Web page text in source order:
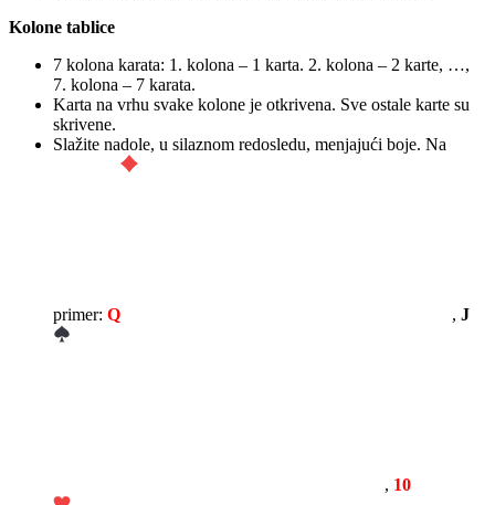
Kolone tablice
7 kolona karata: 1. kolona – 1 karta. 2. kolona – 2 karte, …,
7. kolona – 7 karata.
Karta na vrhu svake kolone je otkrivena. Sve ostale karte su
skrivene.
Slažite nadole, u silaznom redosledu, menjajući boje. Na
primer: Q , J
, 10